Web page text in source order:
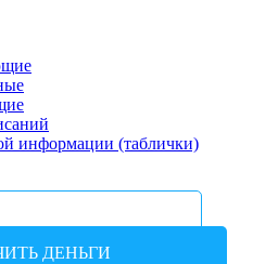
информации (таблички)
ДЕНЬГИ